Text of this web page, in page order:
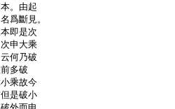
。由起
爲斷見。
即是次
申大乘
何乃破
多破
乘故今
是破小